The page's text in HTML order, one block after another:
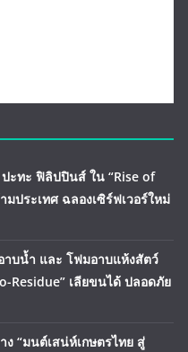
ปะทะ ฟิลิปปินส์ ใน “Rise of
ประเทศ ฉลองเซิร์ฟเวอร์ใหม่
าบน้ำ และ โฟมอาบแห้งสัตว์
Residue” เลียขนได้ ปลอดภัย
“มนต์เสน่ห์เกษตรไทย สู่